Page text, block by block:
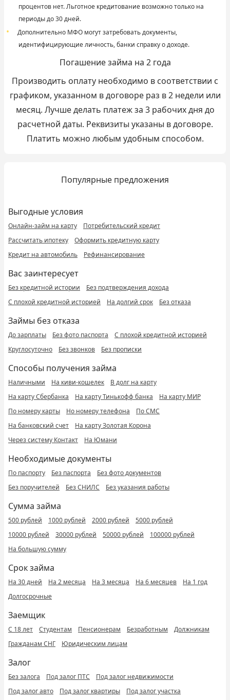
процентов нет. Льготное кредитование возможно только на
периоды до 30 дней.
Дополнительно МФО могут затребовать документы,
идентифицирующие личность, банки справку о доходе.
Погашение займа на 2 года
Производить оплату необходимо в соответствии с
графиком, указанном в договоре раз в 2 недели или
месяц. Лучше делать платеж за 3 рабочих дня до
расчетной даты. Реквизиты указаны в договоре.
Платить можно любым удобным способом.
Популярные предложения
Выгодные условия
Онлайн-займ на карту
Потребительский кредит
Рассчитать ипотеку
Оформить кредитную карту
Кредит на автомобиль
Рефинансирование
Вас заинтересует
Без кредитной истории
Без подтверждения дохода
С плохой кредитной историей
На долгий срок Без отказа
Займы без отказа
До зарплаты Без фото паспорта
С плохой кредитной историей
Круглосуточно
Без звонков Без прописки
Способы получения займа
Наличными На киви-кошелек
В долг на карту
На карту Сбербанка
На карту Тинькофф банка
На карту МИР
По номеру карты
Но номеру телефона
По СМС
На банковский счет
На карту Золотая Корона
Через систему Контакт
На Юмани
Необходимые документы
По паспорту Без паспорта
Без фото документов
Без поручителей
Без СНИЛС Без указания работы
Сумма займа
500 рублей 1000 рублей 2000 рублей
5000 рублей
10000 рублей
30000 рублей 50000 рублей
100000 рублей
На большую сумму
Срок займа
На 30 дней На 2 месяца На 3 месяца На 6 месяцев
На 1 год
Долгосрочные
Заемщик
С 18 лет Студентам Пенсионерам Безработным
Должникам
Гражданам СНГ
Юридическим лицам
Залог
Без залога Под залог ПТС
Под залог недвижимости
Под залог авто
Под залог квартиры Под залог участка